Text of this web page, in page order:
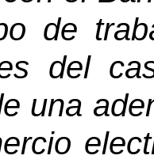
de
del
una